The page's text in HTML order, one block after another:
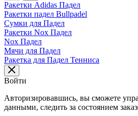
Ракетки Adidas Падел
Ракетки падел Bullpadel
Сумки для Падел
Ракетки Nox Падел
Nox Падел
Мячи для Падел
Ракетка для Падел Тенниса
Войти
Авторизировавшись, вы сможете
данными, следить за состоянием